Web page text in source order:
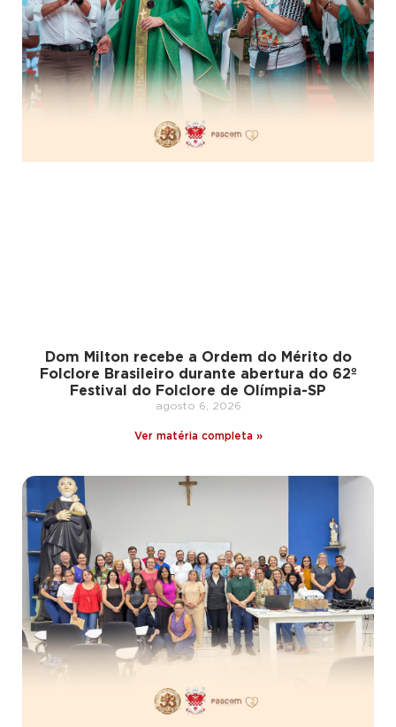
Dom Milton recebe a Ordem do Mérito do
Folclore Brasileiro durante abertura do 62º
Festival do Folclore de Olímpia-SP
agosto 6, 2026
Ver matéria completa »